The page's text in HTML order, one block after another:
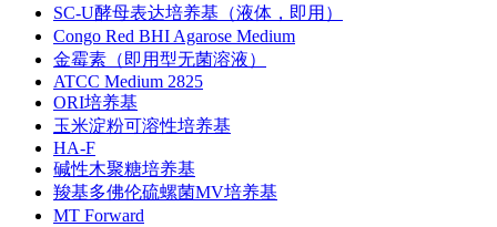
SC-U酵母表达培养基（液体，即用）
Congo Red BHI Agarose Medium
金霉素（即用型无菌溶液）
ATCC Medium 2825
ORI培养基
玉米淀粉可溶性培养基
HA-F
碱性木聚糖培养基
羧基多佛伦硫螺菌MV培养基
MT Forward